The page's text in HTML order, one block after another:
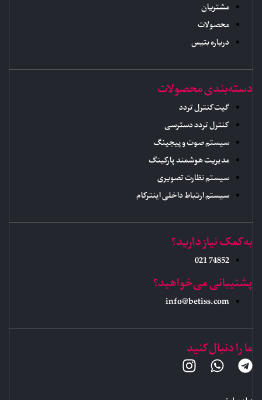
مشتریان
محصولات
درباره بتیس
دسته‌بندی محصولات
گیت کنترل تردد
کنترل تردد دسترسی
سیستم صوت و پیجینگ
مدیریت هوشمند پارکینگ
سیستم نظارت تصویری
سیستم ارتباط داخلی اینترکام
به کمک نیاز دارید؟
74852 021
پشتیبانی می‌خواهید؟
info@betiss.com
ما را دنبال کنید